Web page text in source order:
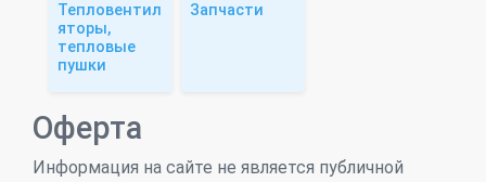
Тепловентил
яторы,
тепловые
пушки
Запчасти
Оферта
Информация на сайте не является публичной